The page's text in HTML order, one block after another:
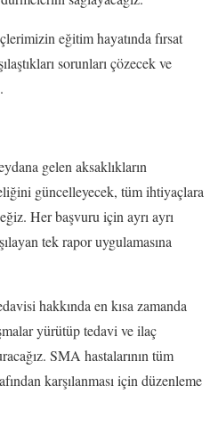
eğitim hayatında fırsat
sorunları çözecek ve
gelen aksaklıkların
güncelleyecek, tüm ihtiyaçlara
Her başvuru için ayrı ayrı
tek rapor uygulamasına
hakkında en kısa zamanda
yürütüp tedavi ve ilaç
SMA hastalarının tüm
karşılanması için düzenleme